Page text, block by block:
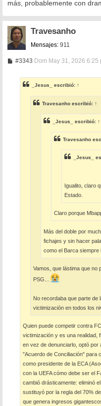
más, probablemente con
Travesanho
Mensajes: 911
#3343M
a
j
e
Dom May 31, 2026 6:25
_Jesus_ escribió: ↑
Travesanho escribió: ↑
_Jesus_ escribió: ↑
Travesanho
_Jesus_
Igualito, claro
Estado.
Claro porque
Más del doble por
fichajes y sin hacer
como el Barca siempre
Vamos, que lástima que no
PSG...
No recordaba que parte de
victimización en todos los
Quien puede competir contra
victimización y es una realidad,
en vez de denunciarlo, optó por
"Acuerdo de Conciliación" para
como presidente de la ECA
con la UEFA cómo debe ser el
cambió drásticamente: eliminó
sustituyó por la regla del 70%
que genera ingresos